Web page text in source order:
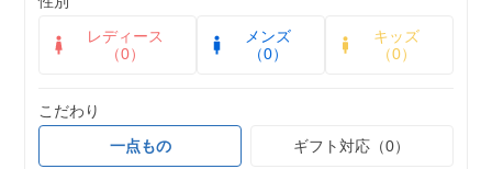
レディース
（0）
メンズ
（0）
キッズ
（0）
こだわり
一点もの
ギフト対応（0）